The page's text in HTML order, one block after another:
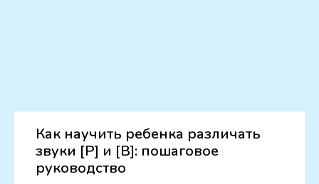
Как научить ребенка различать
звуки [Р] и [В]: пошаговое
руководство